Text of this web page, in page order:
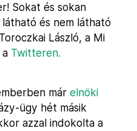
Sokat és sokan
és nem látható
László, a Mi
Twitteren.
már elnöki
ügy hét másik
azzal indokolta a